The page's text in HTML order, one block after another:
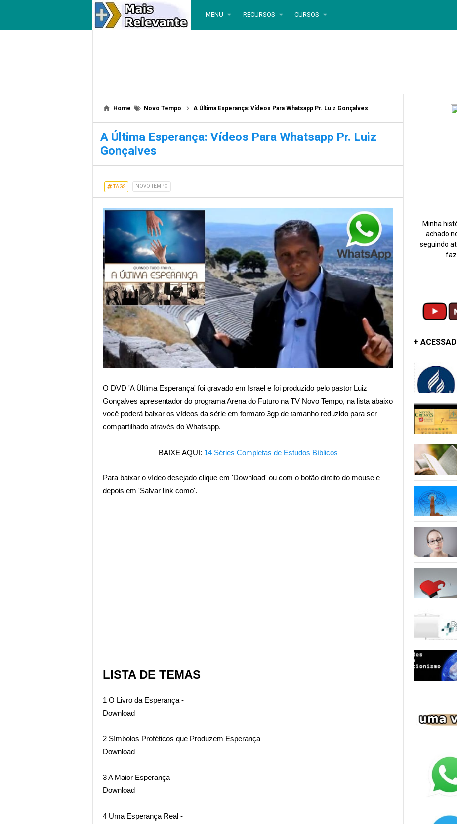
MENU RECURSOS CURSOS
Home Novo Tempo A Última Esperança: Vídeos Para Whatsapp Pr. Luiz Gonçalves
A Última Esperança: Vídeos Para Whatsapp Pr. Luiz
Gonçalves
TAGS NOVO TEMPO
O DVD 'A Última Esperança' foi gravado em Israel e foi produzido pelo pastor Luiz
Gonçalves apresentador do programa Arena do Futuro na TV Novo Tempo, na lista abaixo
você poderá baixar os vídeos da série em formato 3gp de tamanho reduzido para ser
compartilhado através do Whatsapp.
BAIXE AQUI: 14 Séries Completas de Estudos Bíblicos
Para baixar o vídeo desejado clique em 'Download' ou com o botão direito do mouse e
depois em 'Salvar link como'.
LISTA DE TEMAS
1 O Livro da Esperança -
Download
2 Símbolos Proféticos que Produzem Esperança
Download
3 A Maior Esperança -
Download
4 Uma Esperança Real -
Minha
achado
seguindo
+